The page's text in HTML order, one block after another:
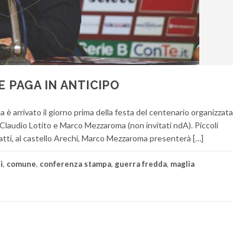
PAGA IN ANTICIPO
è arrivato il giorno prima della festa del centenario organizzata
Lotito e Marco Mezzaroma (non invitati ndA). Piccoli
al castello Arechi, Marco Mezzaroma presenterà […]
, comune, conferenza stampa, guerra fredda, maglia